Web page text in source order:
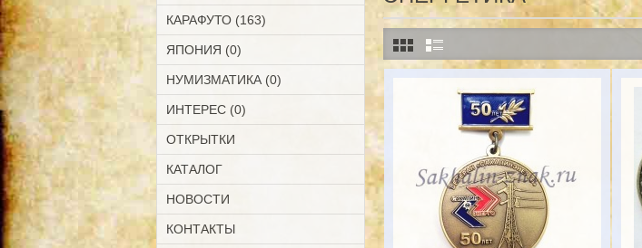
КАРАФУТО (163)
ЯПОНИЯ (0)
НУМИЗМАТИКА (0)
ИНТЕРЕС (0)
ОТКРЫТКИ
КАТАЛОГ
НОВОСТИ
КОНТАКТЫ